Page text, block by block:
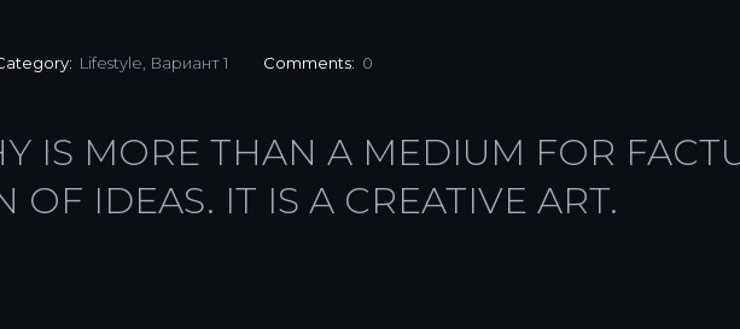
Lifestyle, Вариант 1 Comments: 0
IS MORE THAN A MEDIUM FOR
IDEAS. IT IS A CREATIVE ART.